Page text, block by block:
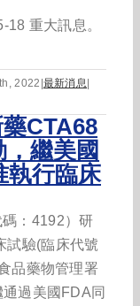
重大訊息。
2022 最新消息
CTA68
繼美國
執行臨床
碼：4192）研
試驗(臨床代號
品藥物管理署
過美國FDA同